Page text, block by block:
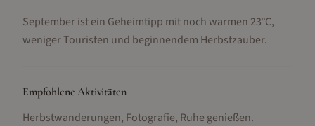
September ist ein Geheimtipp mit noch warmen 23°C,
weniger Touristen und beginnendem Herbstzauber.
Empfohlene Aktivitäten
Herbstwanderungen, Fotografie, Ruhe genießen.